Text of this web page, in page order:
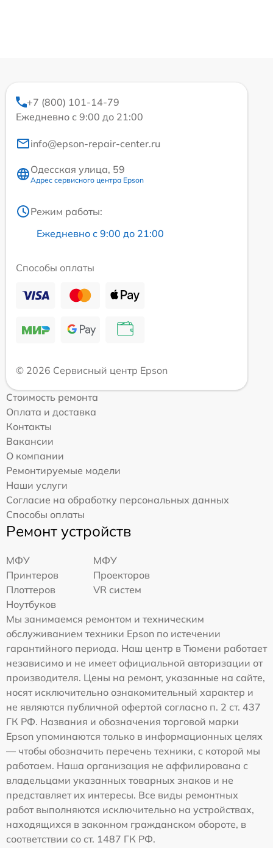
+7 (800) 101-14-79
Ежедневно с 9:00 до 21:00
info@epson-repair-center.ru
Одесская улица, 59
Адрес сервисного центра Epson
Режим работы:
Ежедневно с 9:00 до 21:00
Способы оплаты
© 2026 Сервисный центр Epson
Стоимость ремонта
Оплата и доставка
Контакты
Вакансии
О компании
Ремонтируемые модели
Наши услуги
Согласие на обработку персональных данных
Способы оплаты
Ремонт устройств
МФУ
МФУ
Принтеров
Проекторов
Плоттеров
VR систем
Ноутбуков
Мы занимаемся ремонтом и техническим
обслуживанием техники Epson по истечении
гарантийного периода. Наш центр в Тюмени работает
независимо и не имеет официальной авторизации от
производителя. Цены на ремонт, указанные на сайте,
носят исключительно ознакомительный характер и
не являются публичной офертой согласно п. 2 ст. 437
ГК РФ. Названия и обозначения торговой марки
Epson упоминаются только в информационных целях
— чтобы обозначить перечень техники, с которой мы
работаем. Наша организация не аффилирована с
владельцами указанных товарных знаков и не
представляет их интересы. Все виды ремонтных
работ выполняются исключительно на устройствах,
находящихся в законном гражданском обороте, в
соответствии со ст. 1487 ГК РФ.